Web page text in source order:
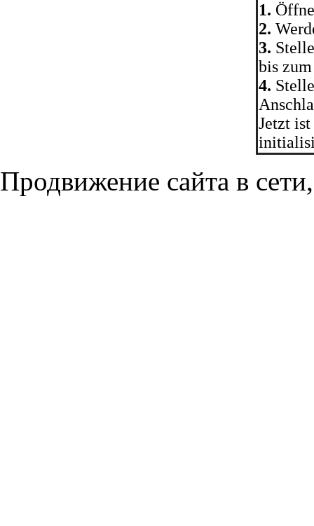
1.
2.
3.
bis
4.
Jetzt ist
Продвижение сайта в